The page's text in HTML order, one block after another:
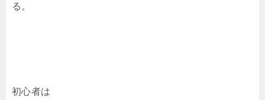
る。
初心者は